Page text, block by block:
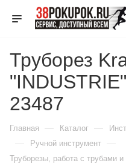
Труборез
23487
Главная — Каталог —
— Ручной инструмент —
Труборезы, работа с трубами и